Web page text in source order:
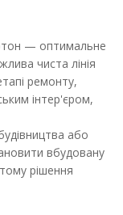
— оптимальне
чиста лінія
ремонту,
інтер'єром,
або
вбудовану
рішення